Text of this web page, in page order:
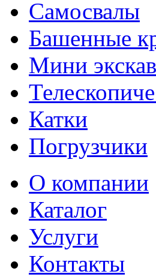
Самосвалы
Башенные
Мини
Катки
Погрузчики
О компании
Каталог
Услуги
Контакты